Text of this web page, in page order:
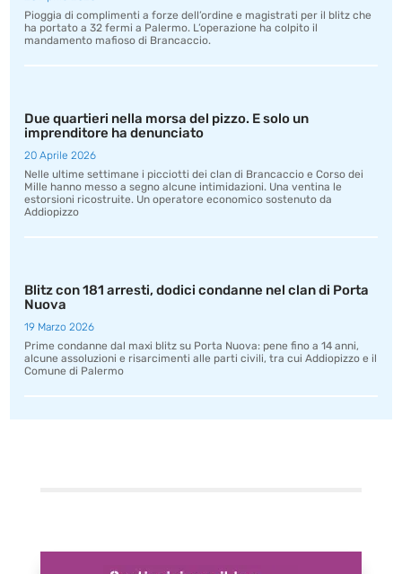
Pioggia di complimenti a forze dell’ordine e magistrati per il blitz che
ha portato a 32 fermi a Palermo. L’operazione ha colpito il
mandamento mafioso di Brancaccio.
Due quartieri nella morsa del pizzo. E solo un
imprenditore ha denunciato
20 Aprile 2026
Nelle ultime settimane i picciotti dei clan di Brancaccio e Corso dei
Mille hanno messo a segno alcune intimidazioni. Una ventina le
estorsioni ricostruite. Un operatore economico sostenuto da
Addiopizzo
Blitz con 181 arresti, dodici condanne nel clan di Porta
Nuova
19 Marzo 2026
Prime condanne dal maxi blitz su Porta Nuova: pene fino a 14 anni,
alcune assoluzioni e risarcimenti alle parti civili, tra cui Addiopizzo e il
Comune di Palermo